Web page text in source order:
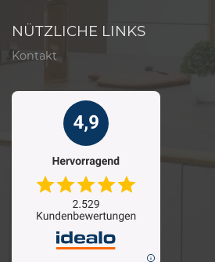
NÜTZLICHE LINKS
Kontakt